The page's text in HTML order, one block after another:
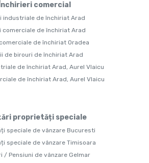
Închirieri comercial
industriale de închiriat Arad
comerciale de închiriat Arad
de închiriat Oradea
de birouri de închiriat Arad
de închiriat Arad, Aurel Vlaicu
de închiriat Arad, Aurel Vlaicu
proprietăți speciale
speciale de vânzare Bucuresti
speciale de vânzare Timisoara
/ Pensiuni de vânzare Gelmar